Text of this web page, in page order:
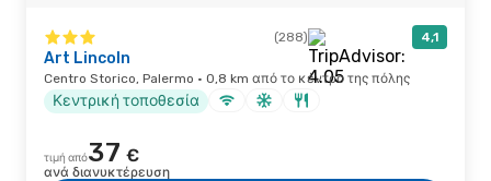
(288) 4,1
Art Lincoln
Centro Storico, Palermo · 0,8 km από το κέντρο της πόλης
Κεντρική τοποθεσία
τιμή από37 €
ανά διανυκτέρευση